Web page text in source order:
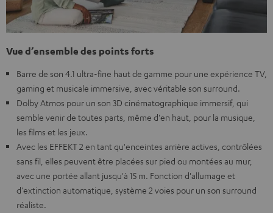
Vue d’ensemble des points forts
Barre de son 4.1 ultra-fine haut de gamme pour une expérience TV,
gaming et musicale immersive, avec véritable son surround.
Dolby Atmos pour un son 3D cinématographique immersif, qui
semble venir de toutes parts, même d'en haut, pour la musique,
les films et les jeux.
Avec les EFFEKT 2 en tant qu'enceintes arrière actives, contrôlées
sans fil, elles peuvent être placées sur pied ou montées au mur,
avec une portée allant jusqu'à 15 m. Fonction d'allumage et
d'extinction automatique, système 2 voies pour un son surround
réaliste.